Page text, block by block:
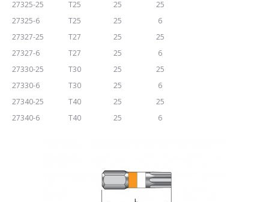
27325-25
T25 25
25
27325-6
T25 25
6
27327-25
T27 25
25
27327-6
T27 25
6
27330-25
T30 25
25
27330-6
T30 25
6
27340-25
T40 25
25
27340-6
T40 25 6